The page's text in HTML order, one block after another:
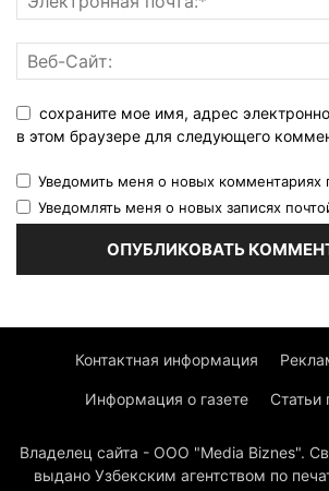
сохраните мое имя, адрес
в этом браузере для следующего
Уведомить меня о новых комментариях
Уведомлять меня о новых записях
Контактная информация
Информация о газете Статьи
Владелец сайта - ООО "Media Biznes".
выдано Узбекским агентством по